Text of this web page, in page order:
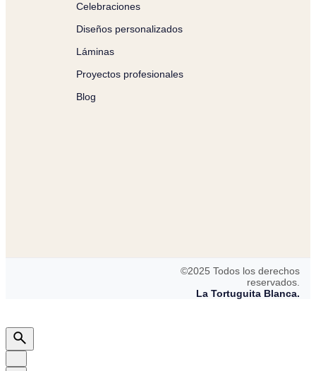
Celebraciones
Diseños personalizados
Láminas
Proyectos profesionales
Blog
©2025 Todos los derechos
reservados.
La Tortuguita Blanca.